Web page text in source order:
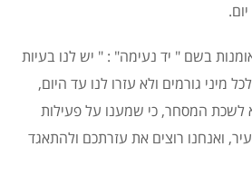
בשם " יד נעימה" : " יש לנו בעיות
מיני גורמים ולא עזרו לנו עד היום,
לשכת המסחר, כי שמענו על פעילות
ואנחנו רוצים את עזרתכם ולהתאגד